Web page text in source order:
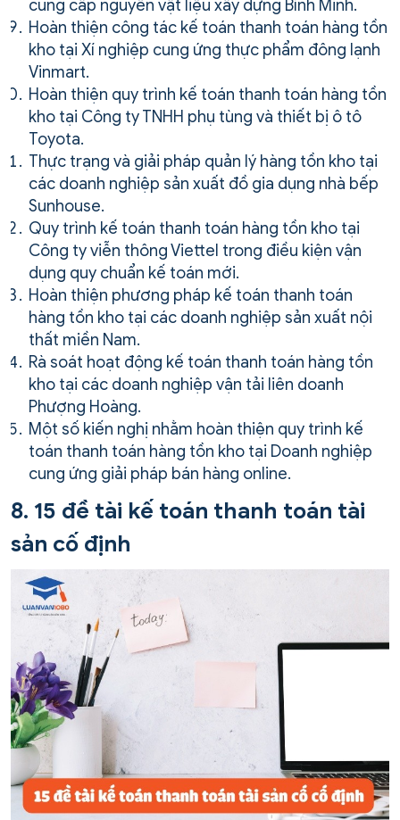
cung cấp nguyên vật liệu xây dựng Bình Minh.
Hoàn thiện công tác kế toán thanh toán hàng tồn
kho tại Xí nghiệp cung ứng thực phẩm đông lạnh
Vinmart.
Hoàn thiện quy trình kế toán thanh toán hàng tồn
kho tại Công ty TNHH phụ tùng và thiết bị ô tô
Toyota.
Thực trạng và giải pháp quản lý hàng tồn kho tại
các doanh nghiệp sản xuất đồ gia dụng nhà bếp
Sunhouse.
Quy trình kế toán thanh toán hàng tồn kho tại
Công ty viễn thông Viettel trong điều kiện vận
dụng quy chuẩn kế toán mới.
Hoàn thiện phương pháp kế toán thanh toán
hàng tồn kho tại các doanh nghiệp sản xuất nội
thất miền Nam.
Rà soát hoạt động kế toán thanh toán hàng tồn
kho tại các doanh nghiệp vận tải liên doanh
Phượng Hoàng.
Một số kiến nghị nhằm hoàn thiện quy trình kế
toán thanh toán hàng tồn kho tại Doanh nghiệp
cung ứng giải pháp bán hàng online.
8. 15 đề tài kế toán thanh toán tài
sản cố định